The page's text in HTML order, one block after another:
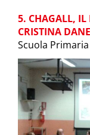
5. CHAGALL, IL
CRISTINA
Scuola Primaria